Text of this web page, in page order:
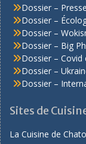
Dossier –
Dossier –
Dossier –
Dossier – Big
Dossier – Covid
Dossier –
Dossier –
Sites de
La Cuisine de